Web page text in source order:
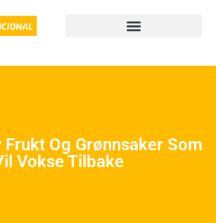
Frukt Og Grønnsaker Som
Vokse Tilbake